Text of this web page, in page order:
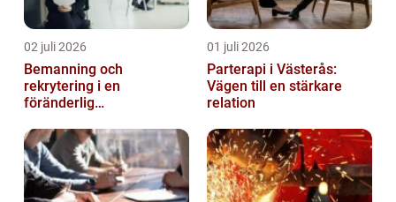
02 juli 2026
Bemanning och
rekrytering i en
föränderlig
01 juli 2026
Parterapi i Västerås:
Vägen till en stärkare
relation